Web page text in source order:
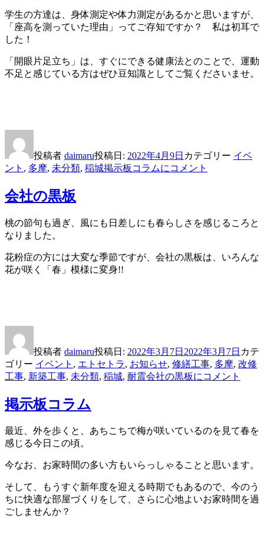
学生の方達は、身体測定や体力測定があるかと思いますが、
「座高を測っていた理由」ってご存知ですか？ 私は初耳で
した！
「開眼片足立ち」は、すぐにできる健康法とのことで、運動
不足と感じている方はぜひ豆知識としてご覧くださいませ。
投稿者 daimaru投稿日: 2022年4月9日 カテゴリー イベ
ント , 多摩, 未分類, 稲城掲示板コラムに コメント
会社の黒板
桃の節句も過ぎ、風にも日差しにも春らしさを感じるころと
なりました。
花粉症の方には大変な季節ですが、会社の黒板は、いろんな
花が咲く「春」模様に変身!!
投稿者 daimaru投稿日: 2022年3月7日 2022年3月7日 カテ
ゴリー イベント , エトセトラ, お知らせ, 修繕工事, 多摩, 改修
工事, 新築工事, 未分類, 稲城, 耐震会社の黒板に コメント
掲示板コラム
最近、外を歩くと、あちこちで梅が咲いているのを見て春を
感じる今日この頃。
今なお、お家時間の多い方もいらっしゃることと思います。
そして、もうすぐ新年度を迎える時期でもあるので、今のう
ちに快適な部屋づくりをして、さらに心地よいお家時間を過
ごしませんか？